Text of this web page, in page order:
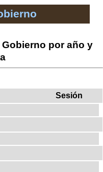
por año y
Sesión